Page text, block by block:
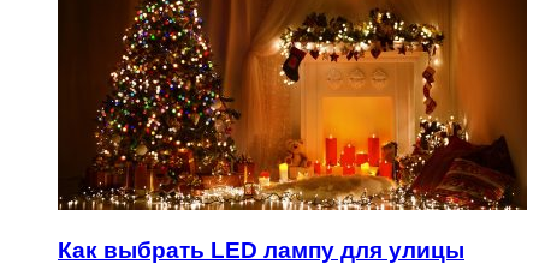
Как выбрать LED лампу для улицы